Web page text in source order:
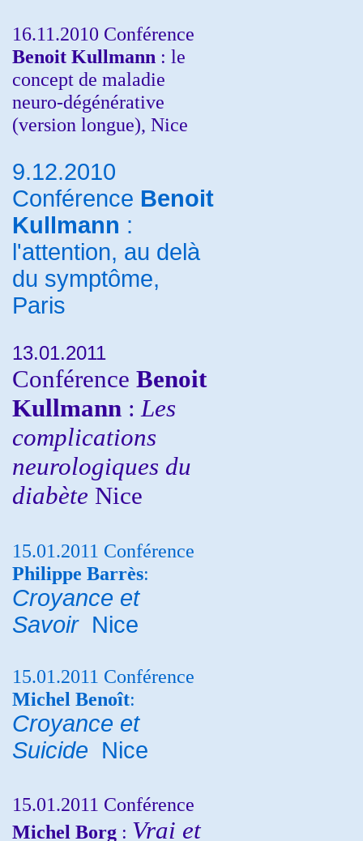
16.11.2010 Conférence
Benoit Kullmann : le
concept de maladie
neuro-dégénérative
(version longue), Nice
9.12.2010
Conférence Benoit
Kullmann :
l'attention, au delà
du symptôme,
Paris
13.01.2011
Conférence Benoit
Kullmann : Les
complications
neurologiques du
diabète Nice
15.01.2011 Conférence
Philippe Barrès:
Croyance et
Savoir Nice
15.01.2011 Conférence
Michel Benoît:
Croyance et
Suicide Nice
15.01.2011 Conférence
Michel Borg : Vrai et